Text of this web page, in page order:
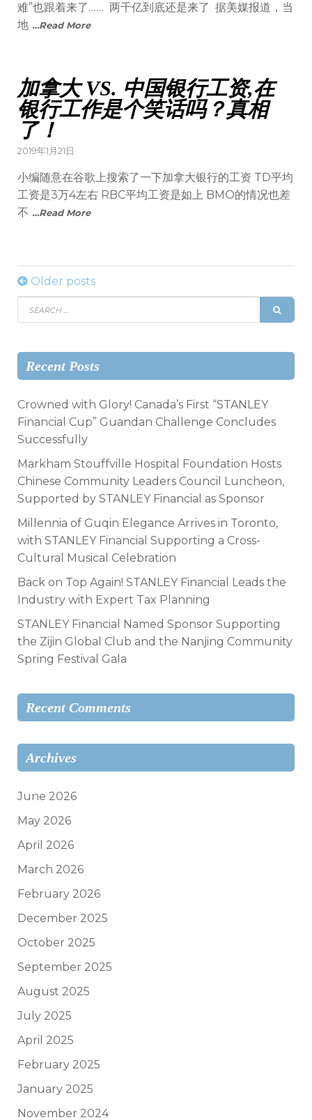
难”也跟着来了…… 两千亿到底还是来了 据美媒报道，当
地 …Read More
加拿大 VS. 中国银行工资,在
银行工作是个笑话吗？真相
了！
2019年1月21日
小编随意在谷歌上搜索了一下加拿大银行的工资 TD平均
工资是3万4左右 RBC平均工资是如上 BMO的情况也差
不 …Read More
Older posts
Recent Posts
Crowned with Glory! Canada’s First “STANLEY
Financial Cup” Guandan Challenge Concludes
Successfully
Markham Stouffville Hospital Foundation Hosts
Chinese Community Leaders Council Luncheon,
Supported by STANLEY Financial as Sponsor
Millennia of Guqin Elegance Arrives in Toronto,
with STANLEY Financial Supporting a Cross-
Cultural Musical Celebration
Back on Top Again! STANLEY Financial Leads the
Industry with Expert Tax Planning
STANLEY Financial Named Sponsor Supporting
the Zijin Global Club and the Nanjing Community
Spring Festival Gala
Recent Comments
Archives
June 2026
May 2026
April 2026
March 2026
February 2026
December 2025
October 2025
September 2025
August 2025
July 2025
April 2025
February 2025
January 2025
November 2024